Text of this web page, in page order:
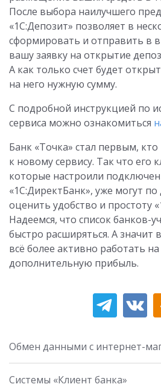
После выбора наилучшего
«1С:Депозит» позволяет в
сформировать и отправить в
вашу заявку на открытие
А как только счет будет
на него нужную сумму.
С подробной инструкцией по
сервиса можно ознакомиться
Банк «Точка» стал первым, кто
к новому сервису. Так что его
которые настроили
«1С:ДиректБанк», уже могут по
оценить удобство и простоту
Надеемся, что список банков-
быстро расширяться. А значит
всё более активно работать
дополнительную прибыль.
Обмен данными с интернет-
Системы «Клиент банка»